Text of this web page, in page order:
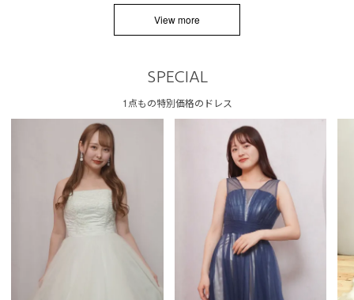
View more
SPECIAL
1点もの特別価格のドレス